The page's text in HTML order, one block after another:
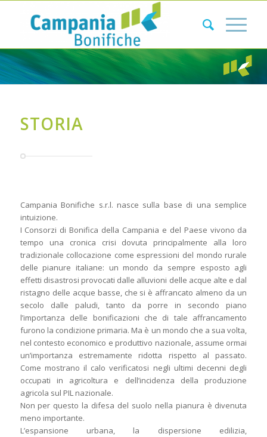
STORIA
Campania Bonifiche s.r.l. nasce sulla base di una semplice
intuizione.
I Consorzi di Bonifica della Campania e del Paese vivono da
tempo una cronica crisi dovuta principalmente alla loro
tradizionale collocazione come espressioni del mondo rurale
delle pianure italiane: un mondo da sempre esposto agli
effetti disastrosi provocati dalle alluvioni delle acque alte e dal
ristagno delle acque basse, che si è affrancato almeno da un
secolo dalle paludi, tanto da porre in secondo piano
l’importanza delle bonificazioni che di tale affrancamento
furono la condizione primaria. Ma è un mondo che a sua volta,
nel contesto economico e produttivo nazionale, assume ormai
un’importanza estremamente ridotta rispetto al passato.
Come mostrano il calo verificatosi negli ultimi decenni degli
occupati in agricoltura e dell’incidenza della produzione
agricola sul PIL nazionale.
Non per questo la difesa del suolo nella pianura è divenuta
meno importante.
L’espansione urbana, la dispersione edilizia,